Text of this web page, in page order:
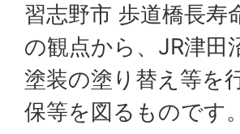
習志野市 歩道橋長寿
の観点から、JR津
塗装の塗り替え等を
保等を図るものです。